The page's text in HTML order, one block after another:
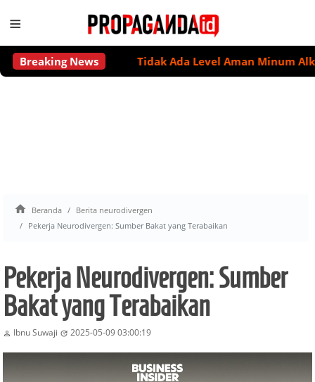
≡
Breaking NewsTidak Ada Level Aman Minum Alkohol
 Beranda
Berita neurodivergen
Pekerja Neurodivergen: Sumber Bakat yang Terabaikan
Pekerja Neurodivergen: Sumber
Bakat yang Terabaikan
 Ibnu Suwaji  2025-05-09 03:00:19